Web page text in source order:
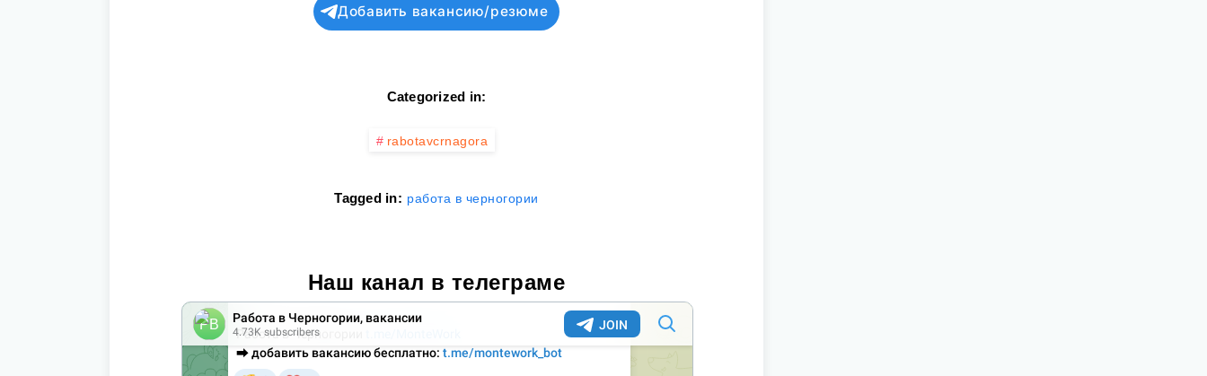
Добавить вакансию/резюме
Categorized in:
rabotavcrnagora
Tagged in: работа в черногории
Наш канал в телеграме